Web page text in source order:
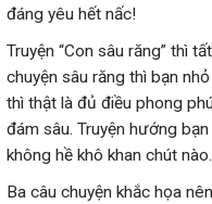
đáng yêu hết nấc!
Truyện “Con sâu răng” thì
chuyện sâu răng thì bạn
thì thật là đủ điều phong
đám sâu. Truyện hướng
không hề khô khan chút nào.
Ba câu chuyện khắc họa